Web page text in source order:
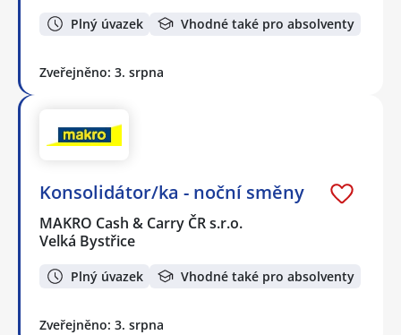
Plný úvazek Vhodné také pro absolventy
Zveřejněno: 3. srpna
Konsolidátor/ka - noční směny
MAKRO Cash & Carry ČR s.r.o.
Velká Bystřice
Plný úvazek Vhodné také pro absolventy
Zveřejněno: 3. srpna